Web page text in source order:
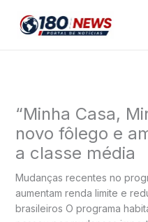
para
“Minha Casa,
novo fôlego e
a classe média
Mudanças recentes no
aumentam renda limite e
brasileiros O programa